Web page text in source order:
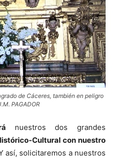
de Cáceres, también en peligro
PAGADOR
nuestros dos grandes
Cultural con nuestro
así, solicitaremos a nuestros